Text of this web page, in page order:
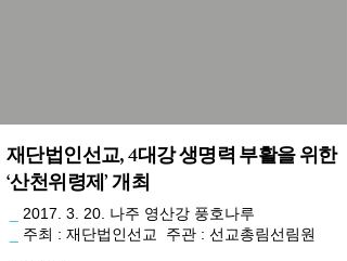
재단법인선교, 4대강 생명력 부활을 위한
‘산천위령제’ 개최
2017. 3. 20 . 나주 영산강 풍호나루
주최 : 재단법인선교 주관 : 선교총림선림원